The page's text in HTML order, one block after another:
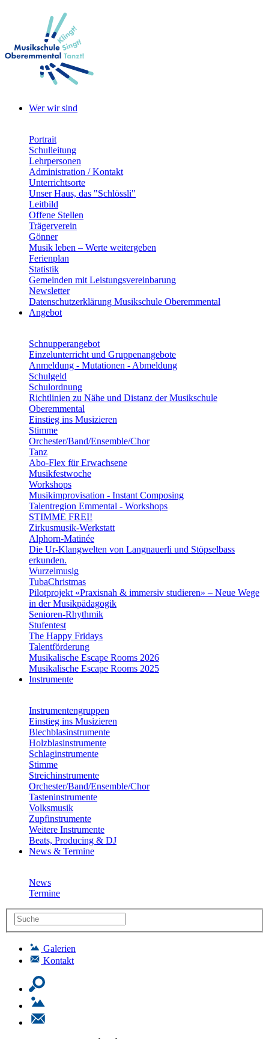
Wer wir sind
Portrait
Schulleitung
Lehrpersonen
Administration / Kontakt
Unterrichtsorte
Unser Haus, das "Schlössli"
Leitbild
Offene Stellen
Trägerverein
Gönner
Musik leben – Werte weitergeben
Ferienplan
Statistik
Gemeinden mit Leistungsvereinbarung
Newsletter
Datenschutzerklärung Musikschule Oberemmental
Angebot
Schnupperangebot
Einzelunterricht und Gruppenangebote
Anmeldung - Mutationen - Abmeldung
Schulgeld
Schulordnung
Richtlinien zu Nähe und Distanz der Musikschule
Oberemmental
Einstieg ins Musizieren
Stimme
Orchester/Band/Ensemble/Chor
Tanz
Abo-Flex für Erwachsene
Musikfestwoche
Workshops
Musikimprovisation - Instant Composing
Talentregion Emmental - Workshops
STIMME FREI!
Zirkusmusik-Werkstatt
Alphorn-Matinée
Die Ur-Klangwelten von Langnauerli und Stöpselbass
erkunden.
Wurzelmusig
TubaChristmas
Pilotprojekt «Praxisnah & immersiv studieren» – Neue Wege
in der Musikpädagogik
Senioren-Rhythmik
Stufentest
The Happy Fridays
Talentförderung
Musikalische Escape Rooms 2026
Musikalische Escape Rooms 2025
Instrumente
Instrumentengruppen
Einstieg ins Musizieren
Blechblasinstrumente
Holzblasinstrumente
Schlaginstrumente
Stimme
Streichinstrumente
Orchester/Band/Ensemble/Chor
Tasteninstrumente
Volksmusik
Zupfinstrumente
Weitere Instrumente
Beats, Producing & DJ
News & Termine
News
Termine
Galerien
Kontakt